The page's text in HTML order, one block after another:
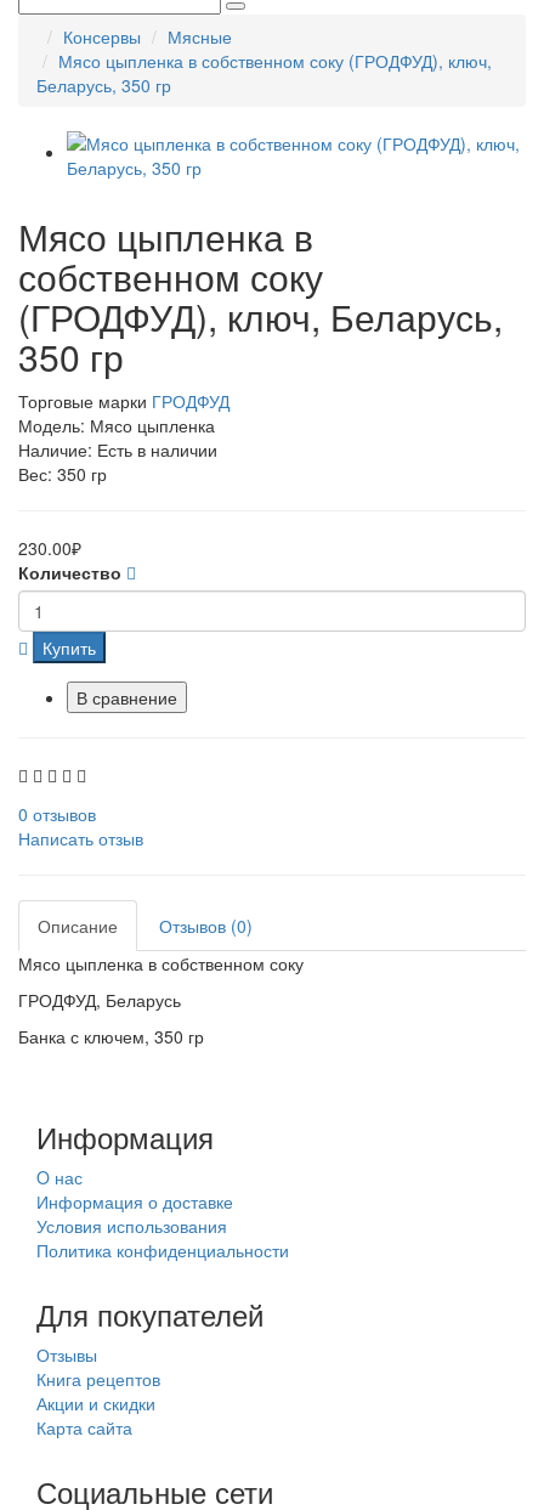
Консервы
Мясные
Мясо цыпленка в собственном соку (ГРОДФУД), ключ,
Беларусь, 350 гр
Мясо цыпленка в
собственном соку
(ГРОДФУД), ключ, Беларусь,
350 гр
Торговые марки ГРОДФУД
Модель: Мясо цыпленка
Наличие: Есть в наличии
Вес: 350 гр
230.00₽
Количество
Купить
В сравнение
0 отзывов
Написать отзыв
Описание
Отзывов (0)
Мясо цыпленка в собственном соку
ГРОДФУД, Беларусь
Банка с ключем, 350 гр
Информация
O нас
Информация о доставке
Условия использования
Политика конфиденциальности
Для покупателей
Отзывы
Книга рецептов
Акции и скидки
Карта сайта
Социальные сети